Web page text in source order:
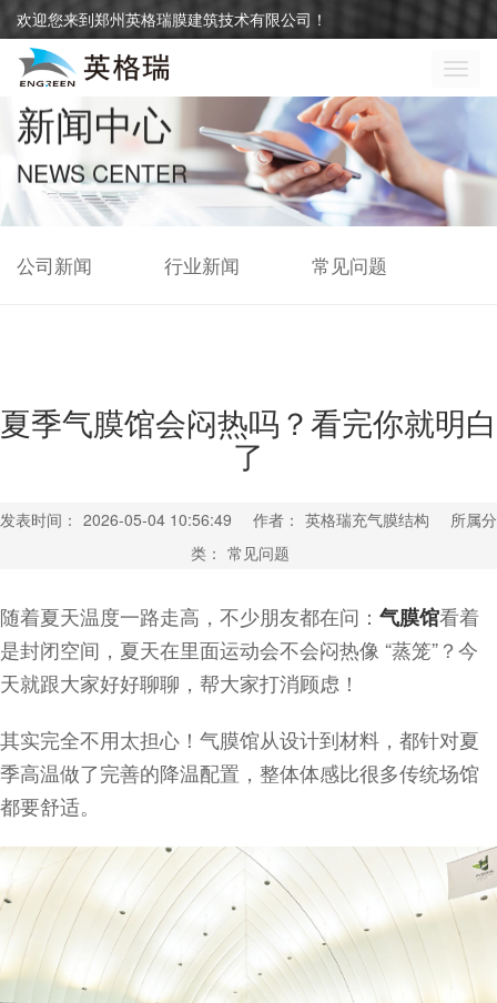
欢迎您来到郑州英格瑞膜建筑技术有限公司！
切
换
新闻中心
NEWS CENTER
公司新闻 行业新闻 常见问题
夏季气膜馆会闷热吗？看完你就明白
了
发表时间： 2026-05-04 10:56:49 作者： 英格瑞充气膜结构
所属分
类： 常见问题
随着夏天温度一路走高，不少朋友都在问： 气膜馆看着
是封闭空间，夏天在里面运动会不会闷热像 “蒸笼”？今
天就跟大家好好聊聊，帮大家打消顾虑！
其实完全不用太担心！气膜馆从设计到材料，都针对夏
季高温做了完善的降温配置，整体体感比很多传统场馆
都要舒适。